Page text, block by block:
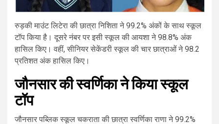
रुड़की माउंट लिटेरा की छात्रा निशिता ने 99.2% अंकों के साथ स्कूल
टॉप किया है। दूसरे नंबर पर इसी स्कूल की आयशा ने 98.8% अंक
हासिल किए। वहीं, सीनियर सेकेंडरी स्कूल की चार छात्राओं ने 98.2
प्रतिशत अंक हासिल किए।
जौनसार की स्वर्णिका ने किया स्कूल
टॉप
जौनसार पब्लिक स्कूल चकराता की छात्रा स्वर्णिका राणा ने 99.2%